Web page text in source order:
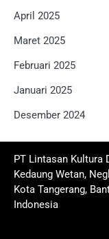
April 2025
Maret 2025
Februari 2025
Januari 2025
Desember 2024
PT Lintasan Kultura
Kedaung Wetan,
Kota Tangerang,
Indonesia